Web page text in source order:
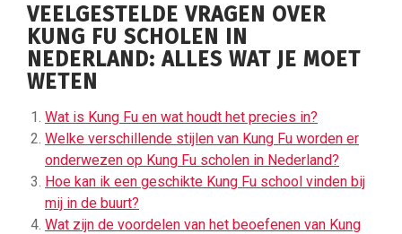
VEELGESTELDE VRAGEN OVER
KUNG FU SCHOLEN IN
NEDERLAND: ALLES WAT JE MOET
WETEN
Wat is Kung Fu en wat houdt het precies in?
Welke verschillende stijlen van Kung Fu worden er
onderwezen op Kung Fu scholen in Nederland?
Hoe kan ik een geschikte Kung Fu school vinden bij
mij in de buurt?
Wat zijn de voordelen van het beoefenen van Kung